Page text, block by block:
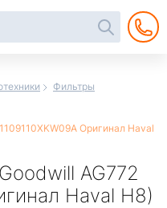
Фильтры
Оригинал Haval
AG772
Haval H8)